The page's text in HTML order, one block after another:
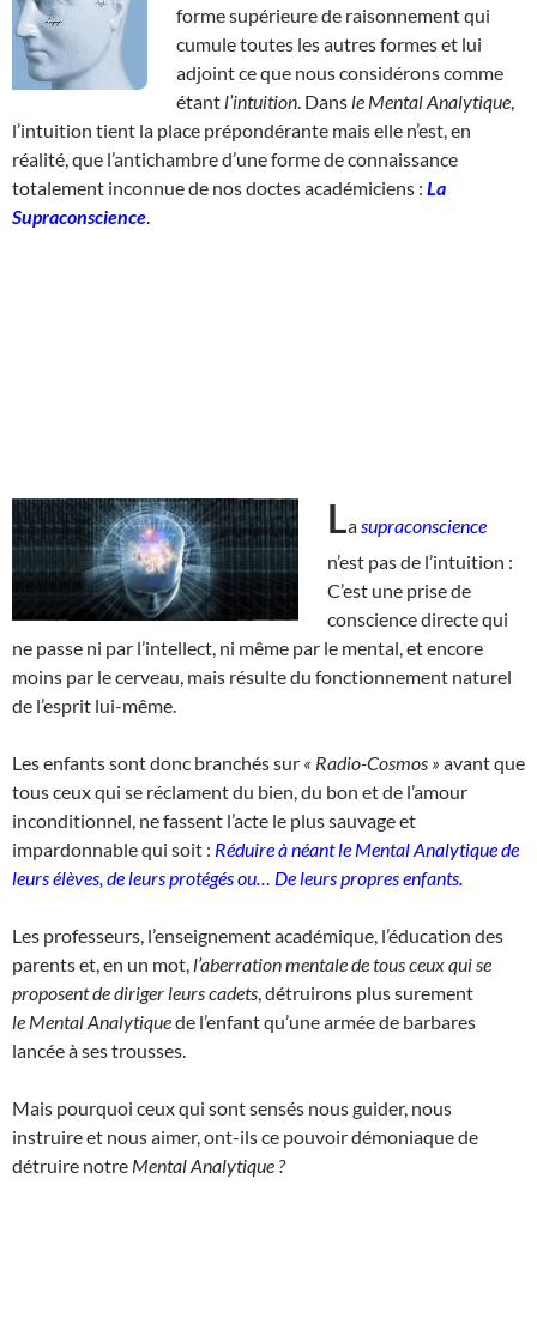
forme supérieure de raisonnement qui
cumule toutes les autres formes et lui
adjoint ce que nous considérons comme
étant l’intuition . Dans le Mental Analytique
l’intuition tient la place prépondérante mais elle n’est, en
réalité, que l’antichambre d’une forme de connaissance
totalement inconnue de nos doctes académiciens : La
Supraconscience
La supraconscience
n’est pas de l’intuition :
C’est une prise de
conscience directe qui
ne passe ni par l’intellect, ni même par le mental, et encore
moins par le cerveau, mais résulte du fonctionnement naturel
de l’esprit lui-même.
Les enfants sont donc branchés sur « Radio-Cosmos » avant que
tous ceux qui se réclament du bien, du bon et de l’amour
inconditionnel, ne fassent l’acte le plus sauvage et
impardonnable qui soit : Réduire à néant le Mental Analytique de
leurs élèves, de leurs protégés ou…
De leurs propres enfants.
Les professeurs, l’enseignement académique, l’éducation des
parents et, en un mot, l’aberration mentale de tous ceux qui se
proposent de diriger leurs cadets , détruirons plus surement
le Mental Analytiquede l’enfant qu’une armée de barbares
lancée à ses trousses.
Mais pourquoi ceux qui sont sensés nous guider, nous
instruire et nous aimer, ont-ils ce pouvoir démoniaque de
détruire notre Mental Analytique ?